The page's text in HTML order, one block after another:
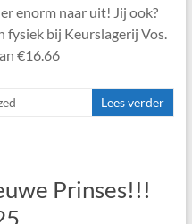
enorm naar uit! Jij ook?
fysiek bij Keurslagerij Vos.
€16.66
Lees verder
Prinses!!!